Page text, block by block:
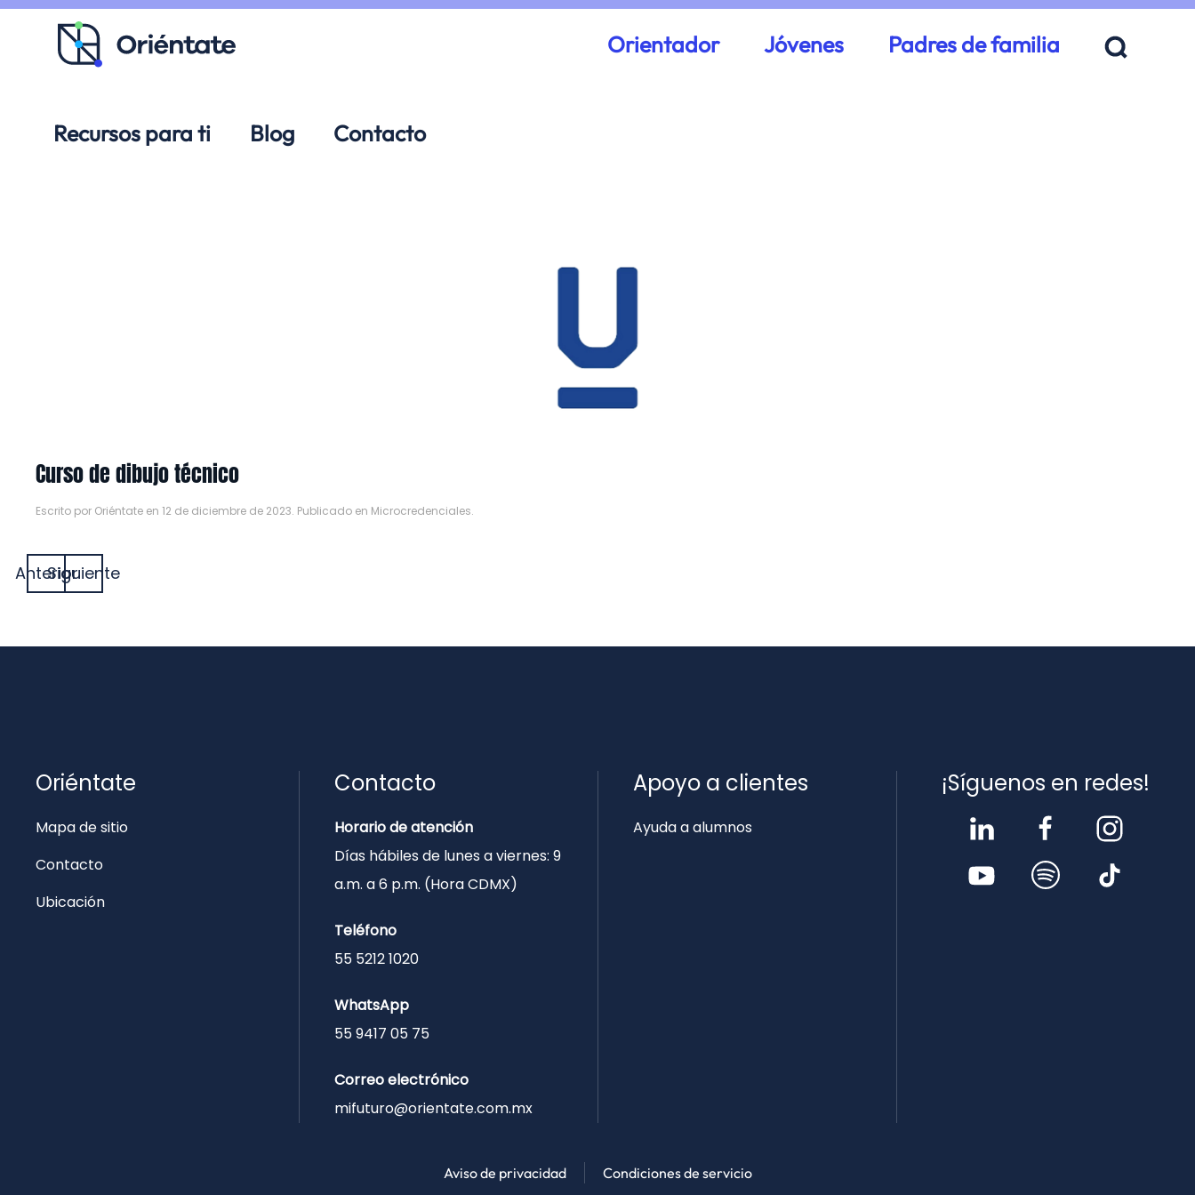
Ir al contenido principal Orientador Jóvenes Padres de familia
Recursos para ti Blog Contacto
Curso de dibujo técnico
Escrito por Oriéntate en 12 de diciembre de 2023. Publicado en Microcredenciales.
AnteriorSiguiente
Oriéntate
Mapa de sitio
Contacto
Ubicación
Contacto
Horario de atención
Días hábiles de lunes a viernes: 9
a.m. a 6 p.m. (Hora CDMX)
Teléfono
55 5212 1020
WhatsApp
55 9417 05 75
Correo electrónico
mifuturo@orientate.com.mx
Apoyo a clientes
Ayuda a alumnos
¡Síguenos en redes!
Aviso de privacidad Condiciones de servicio